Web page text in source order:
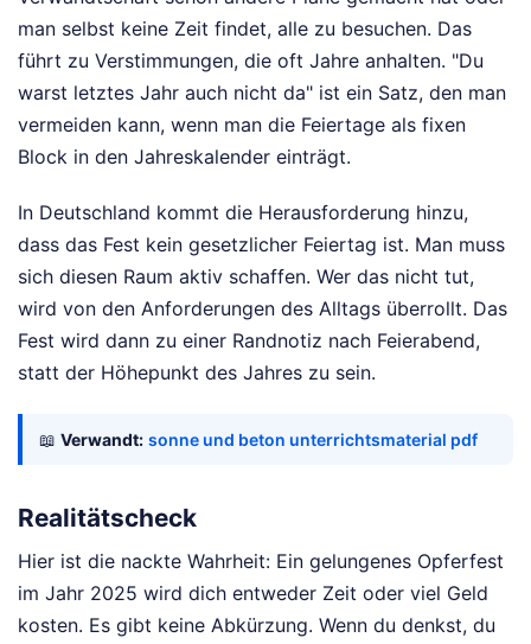
man selbst keine Zeit findet, alle zu besuchen. Das
führt zu Verstimmungen, die oft Jahre anhalten. "Du
warst letztes Jahr auch nicht da" ist ein Satz, den man
vermeiden kann, wenn man die Feiertage als fixen
Block in den Jahreskalender einträgt.
In Deutschland kommt die Herausforderung hinzu,
dass das Fest kein gesetzlicher Feiertag ist. Man muss
sich diesen Raum aktiv schaffen. Wer das nicht tut,
wird von den Anforderungen des Alltags überrollt. Das
Fest wird dann zu einer Randnotiz nach Feierabend,
statt der Höhepunkt des Jahres zu sein.
📖 Verwandt: sonne und beton unterrichtsmaterial pdf
Realitätscheck
Hier ist die nackte Wahrheit: Ein gelungenes Opferfest
im Jahr 2025 wird dich entweder Zeit oder viel Geld
kosten. Es gibt keine Abkürzung. Wenn du denkst, du